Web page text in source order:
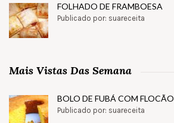
FOLHADO DE FRAMBOESA
Publicado por: suareceita
Mais Vistas Das Semana
BOLO DE FUBÁ COM FLOCÃO
Publicado por: suareceita